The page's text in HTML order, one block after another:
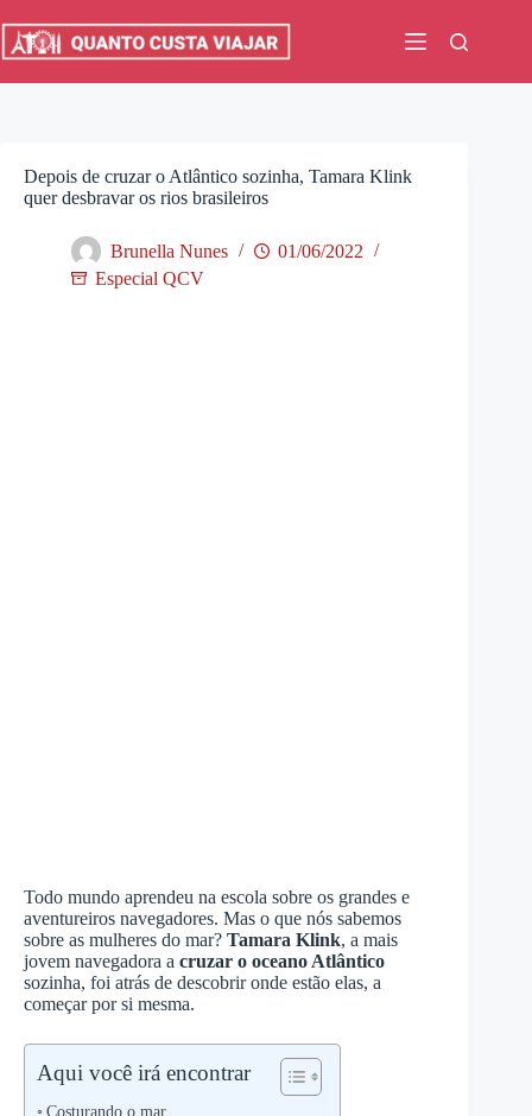
para
Depois de cruzar o Atlântico sozinha, Tamara Klink
quer desbravar os rios brasileiros
Brunella Nunes
01/06/2022
Especial QCV
Todo mundo aprendeu na escola sobre os grandes e
aventureiros navegadores. Mas o que nós sabemos
sobre as mulheres do mar? Tamara Klink, a mais
jovem navegadora a cruzar o oceano Atlântico
sozinha, foi atrás de descobrir onde estão elas, a
começar por si mesma.
Aqui você irá encontrar
Costurando o mar